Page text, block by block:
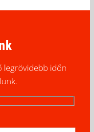
legrövidebb időn